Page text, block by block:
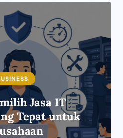
Jasa IT
Tepat untuk